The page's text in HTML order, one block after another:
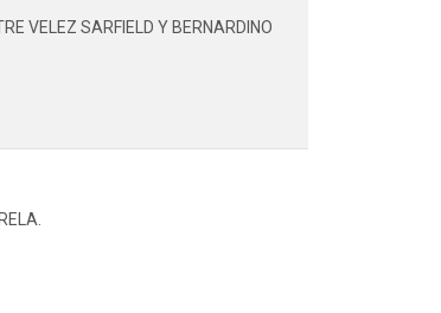
VELEZ SARFIELD Y BERNARDINO